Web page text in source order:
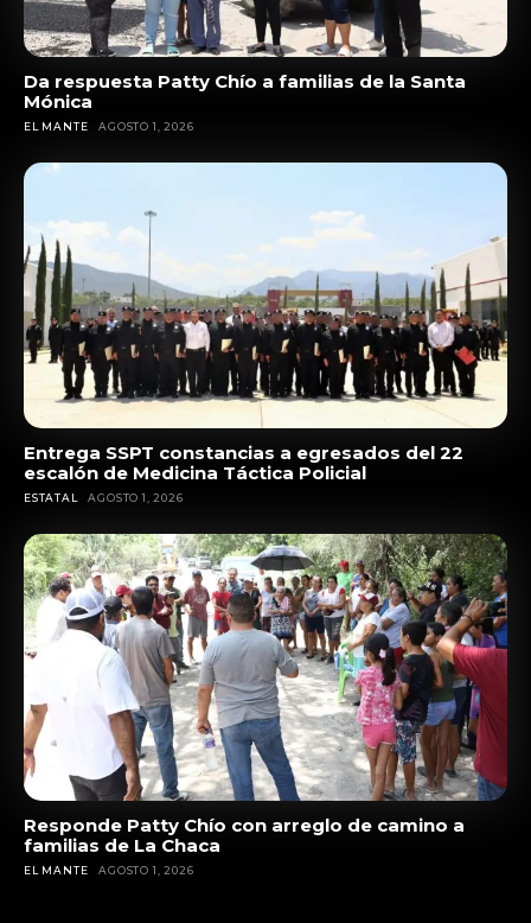
Da respuesta Patty Chío a familias de la Santa
Mónica
EL MANTE AGOSTO 1, 2026
Entrega SSPT constancias a egresados del 22
escalón de Medicina Táctica Policial
ESTATAL AGOSTO 1, 2026
Responde Patty Chío con arreglo de camino a
familias de La Chaca
EL MANTE AGOSTO 1, 2026